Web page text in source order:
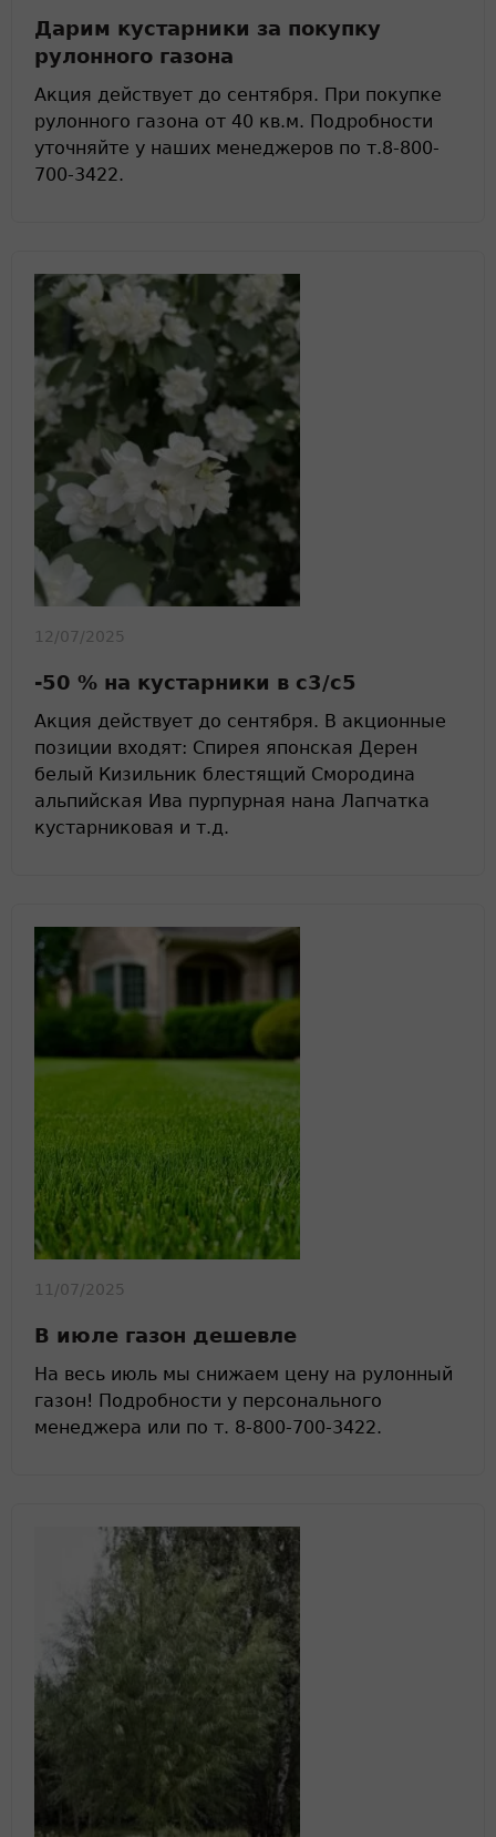
Дарим кустарники за покупку
рулонного газона
Акция действует до сентября. При покупке
рулонного газона от 40 кв.м. Подробности
уточняйте у наших менеджеров по т.8-800-
700-3422.
12/07/2025
-50 % на кустарники в с3/с5
Акция действует до сентября. В акционные
позиции входят: Спирея японская Дерен
белый Кизильник блестящий Смородина
альпийская Ива пурпурная нана Лапчатка
кустарниковая и т.д.
11/07/2025
В июле газон дешевле
На весь июль мы снижаем цену на рулонный
газон! Подробности у персонального
менеджера или по т. 8-800-700-3422.